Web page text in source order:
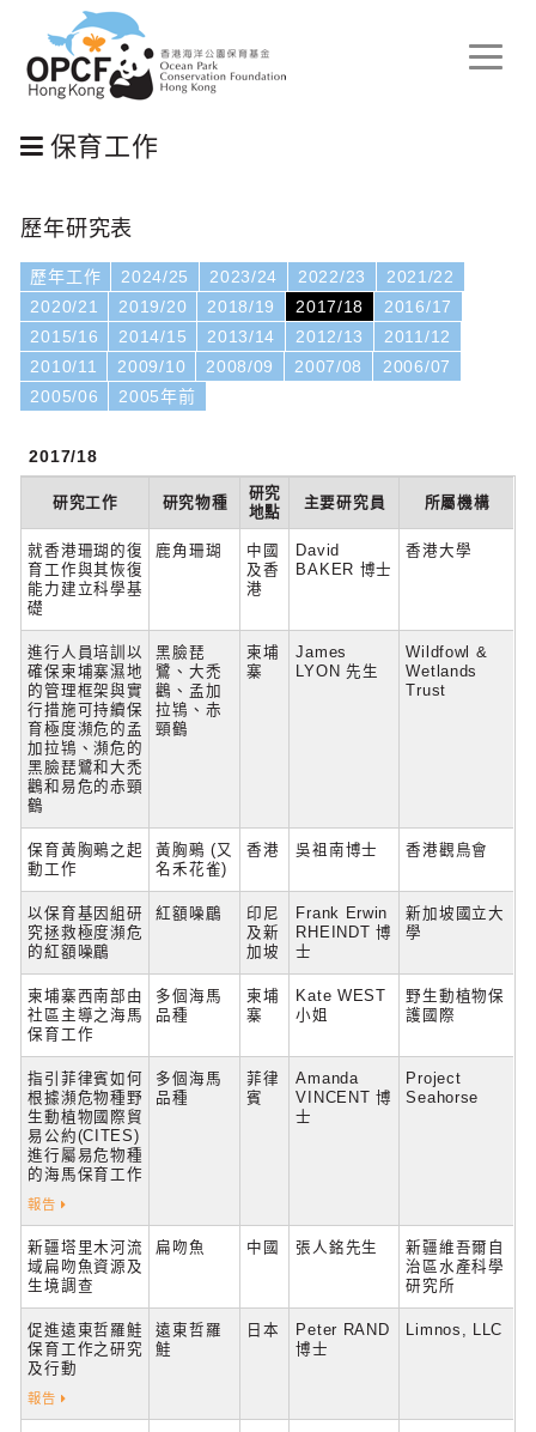
Toggle
保育工作
歷年研究表
歷年工作 2024/25 2023/24 2022/23
2021/22
2020/21
2019/20 2018/19 2017/18
2016/17
2015/16
2014/15 2013/14 2012/13
2011/12
2010/11
2009/10 2008/09 2007/08
2006/07
2005/06
2005年前
2017/18
研究工作 研究物種
研究
地點
主要研究員 所屬機構
就香港珊瑚的復
育工作與其恢復
能力建立科學基
礎
鹿角珊瑚
中國
及香
港
David
BAKER 博士
香港大學
進行人員培訓以
確保柬埔寨濕地
的管理框架與實
行措施可持續保
育極度瀕危的孟
加拉鴇、瀕危的
黑臉琵鷺和大禿
鸛和易危的赤頸
鶴
黑臉琵
鷺、大禿
鸛、孟加
拉鴇、赤
頸鶴
柬埔
寨
James
LYON 先生
Wildfowl &
Wetlands
Trust
保育黃胸鵐之起
動工作
黃胸鵐 (又
名禾花雀)
香港 吳祖南博士 香港觀鳥會
以保育基因組研
究拯救極度瀕危
的紅額噪鶥
紅額噪鶥
印尼
及新
加坡
Frank Erwin
RHEINDT 博
士
新加坡國立大
學
柬埔寨西南部由
社區主導之海馬
保育工作
多個海馬
品種
柬埔
寨
Kate WEST
小姐
野生動植物保
護國際
指引菲律賓如何
根據瀕危物種野
生動植物國際貿
易公約(CITES)
進行屬易危物種
的海馬保育工作
報告
多個海馬
品種
菲律
賓
Amanda
VINCENT 博
士
Project
Seahorse
新疆塔里木河流
域扁吻魚資源及
生境調查
扁吻魚 中國 張人銘先生
新疆維吾爾自
治區水產科學
研究所
促進遠東哲羅鮭
保育工作之研究
及行動
報告
遠東哲羅
鮭
日本
Peter RAND
博士
Limnos, LLC